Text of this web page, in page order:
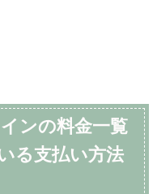
ンの料金一覧
る支払い方法